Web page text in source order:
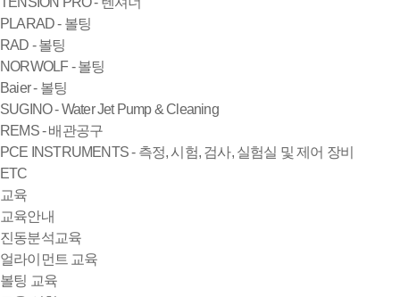
PLARAD - 볼팅
RAD - 볼팅
NORWOLF - 볼팅
Baier - 볼팅
SUGINO - Water Jet Pump & Cleaning
REMS - 배관공구
PCE INSTRUMENTS - 측정, 시험, 검사, 실험실 및 제어 장비
ETC
교육
교육안내
진동분석교육
얼라이먼트 교육
볼팅 교육